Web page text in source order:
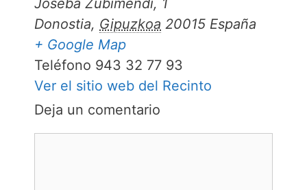
Donostia, Gipuzkoa 20015 España
+ Google Map
Teléfono 943 32 77 93
Ver el sitio web del Recinto
Deja un comentario